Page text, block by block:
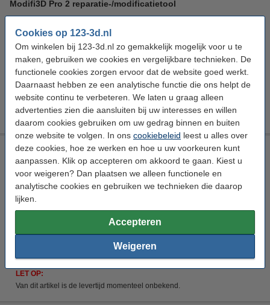
Cookies op 123-3d.nl
Om winkelen bij 123-3d.nl zo gemakkelijk mogelijk voor u te
maken, gebruiken we cookies en vergelijkbare technieken. De
functionele cookies zorgen ervoor dat de website goed werkt.
Daarnaast hebben ze een analytische functie die ons helpt de
website continu te verbeteren. We laten u graag alleen
advertenties zien die aansluiten bij uw interesses en willen
daarom cookies gebruiken om uw gedrag binnen en buiten
onze website te volgen. In ons cookiebeleid leest u alles over
deze cookies, hoe ze werken en hoe u uw voorkeuren kunt
aanpassen. Klik op accepteren om akkoord te gaan. Kiest u
voor weigeren? Dan plaatsen we alleen functionele en
analytische cookies en gebruiken we technieken die daarop
lijken.
Accepteren
Weigeren
Modifi3D Pro 2 reparatie-/modificatietool
Bekijk de specificaties en beschrijving
Direct leverbaar
Morgen in huis
€ 69,95
Creality 3D Air Purifier-FDM
Creality 3D 360 W DAR02819
Bekijk de specificaties en beschrijving
€ 574,50
LET OP:
Van dit artikel is de levertijd momenteel onbekend.